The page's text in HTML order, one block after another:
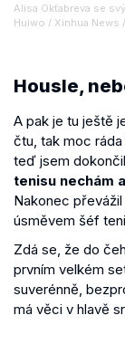
Alisa Okťabreva se
Huiwo / Xinhua News
Housle,
A pak je tu ještě
čtu, tak moc ráda
teď jsem
tenisu nechám
Nakonec
úsměvem šéf
Zdá se, že do
prvním velkém
suverénně,
má věci v hlavě